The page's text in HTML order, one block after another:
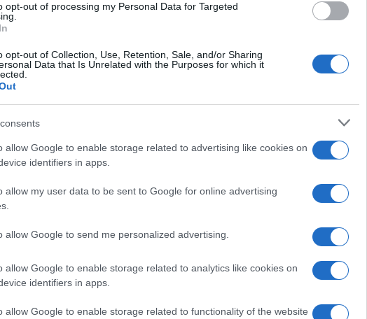
opt-out of processing my Personal Data for Targeted
opt-out of Collection, Use, Retention, Sale, and/or Sharing
Data that Is Unrelated with the Purposes for which it
allow Google to enable storage related to advertising like cookies on
identifiers in apps.
allow my user data to be sent to Google for online advertising
allow Google to send me personalized advertising.
allow Google to enable storage related to analytics like cookies on
identifiers in apps.
allow Google to enable storage related to functionality of the website
per cui l’ampia maggioranza di governo
restrizioni, malgrado una situazione
anno, potendo anche contare sul
che il sottosegretario alla Salute,
ha timidamente ventilato la
sorta dibavaglio democratico
anche tra la sparuta pattuglia di
essere considerata come il principale
sebbene chi non l’abbia
Svezia, registri una mortalità da
con l’unica eccezione di poterla